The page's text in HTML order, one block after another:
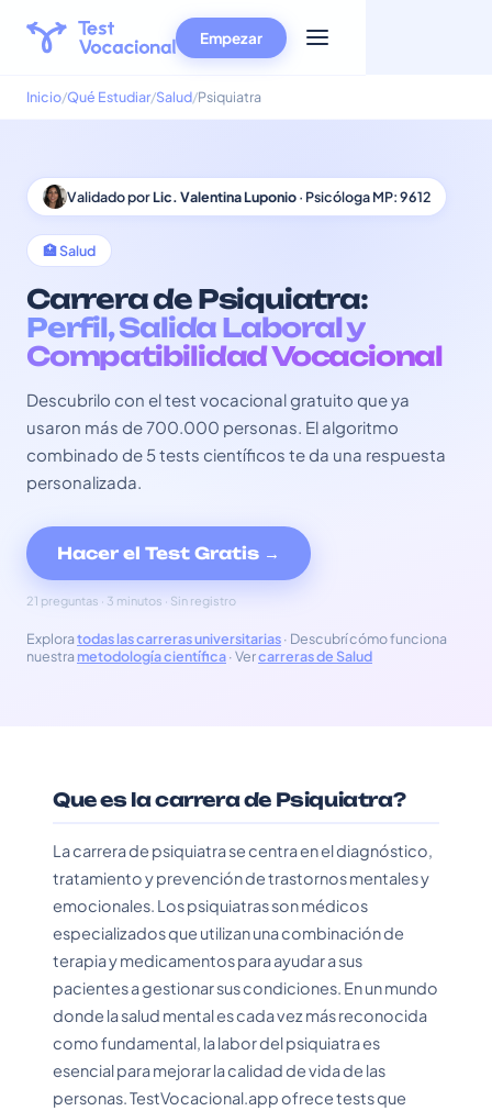
Empezar
Inicio Qué Estudiar Salud Psiquiatra
Validado porLic. Valentina Luponio· Psicóloga MP: 9612
🏥 Salud
Carrera de Psiquiatra:
Perfil, Salida Laboral y
Compatibilidad Vocacional
Descubrilo con el test vocacional gratuito que ya
usaron más de 700.000 personas. El algoritmo
combinado de 5 tests científicos te da una respuesta
personalizada.
Hacer el Test Gratis →
21 preguntas · 3 minutos · Sin registro
Exploratodas las carreras universitarias· Descubrí cómo funciona
nuestra metodología científica· Vercarreras de Salud
Que es la carrera de Psiquiatra?
La carrera de psiquiatra se centra en el diagnóstico,
tratamiento y prevención de trastornos mentales y
emocionales. Los psiquiatras son médicos
especializados que utilizan una combinación de
terapia y medicamentos para ayudar a sus
pacientes a gestionar sus condiciones. En un mundo
donde la salud mental es cada vez más reconocida
como fundamental, la labor del psiquiatra es
esencial para mejorar la calidad de vida de las
personas. TestVocacional.app ofrece tests que